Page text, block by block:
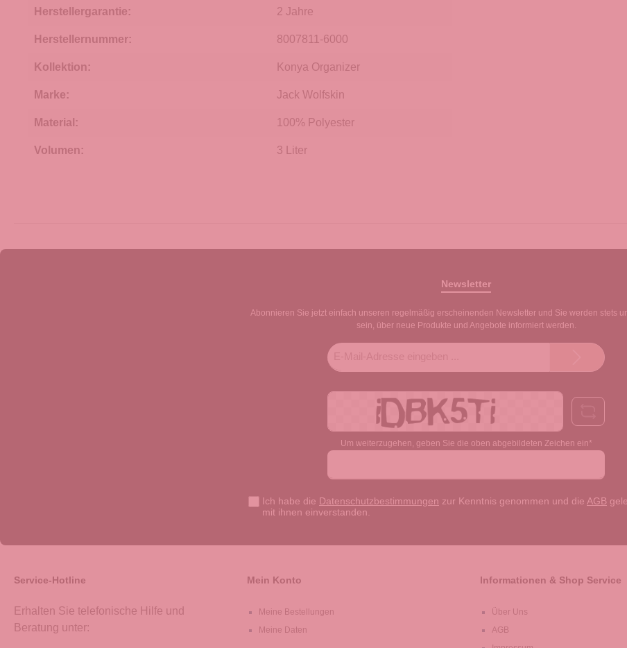
Herstellergarantie: 2 Jahre
Herstellernummer: 8007811-6000
Kollektion: Konya Organizer
Marke: Jack Wolfskin
Material: 100% Polyester
Volumen: 3 Liter
Newsletter
Abonnieren Sie jetzt einfach unseren regelmäßig erscheinenden Newsletter und Sie werden stets
sein, über neue Produkte und Angebote informiert werden.
Adresse*
Um weiterzugehen, geben Sie die oben abgebildeten Zeichen ein*
Ich habe die Datenschutzbestimmungen zur Kenntnis genommen und die AGB
mit ihnen einverstanden.
Service-Hotline
Erhalten Sie telefonische Hilfe und
Beratung unter:
Mein Konto
Meine Bestellungen
Meine Daten
Informationen & Shop Service
Über Uns
AGB